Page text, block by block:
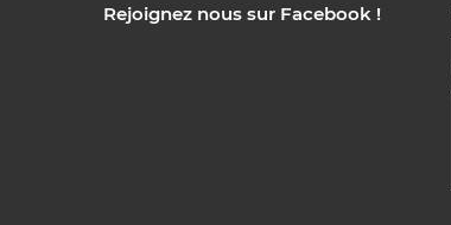
Rejoignez nous sur Facebook !